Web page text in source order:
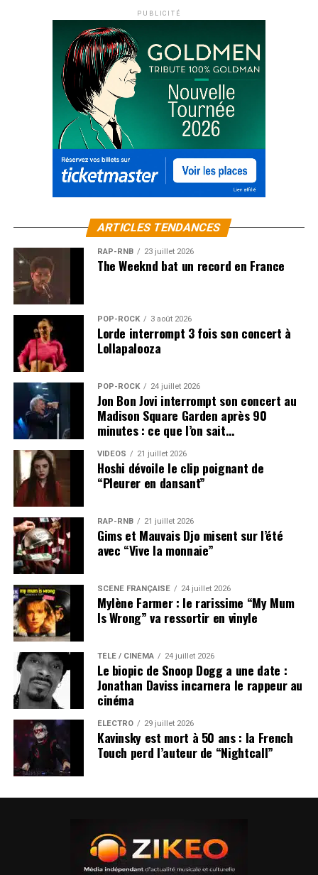
PUBLICITÉ
ARTICLES TENDANCES
RAP-RNB 23 juillet 2026
The Weeknd bat un record en France
POP-ROCK 3 août 2026
Lorde interrompt 3 fois son concert à
Lollapalooza
POP-ROCK 24 juillet 2026
Jon Bon Jovi interrompt son concert au
Madison Square Garden après 90
minutes : ce que l’on sait…
VIDEOS 21 juillet 2026
Hoshi dévoile le clip poignant de
“Pleurer en dansant”
RAP-RNB 21 juillet 2026
Gims et Mauvais Djo misent sur l’été
avec “Vive la monnaie”
SCÈNE FRANÇAISE 24 juillet 2026
Mylène Farmer : le rarissime “My Mum
Is Wrong” va ressortir en vinyle
TÉLÉ / CINÉMA 24 juillet 2026
Le biopic de Snoop Dogg a une date :
Jonathan Daviss incarnera le rappeur au
cinéma
ÉLECTRO 29 juillet 2026
Kavinsky est mort à 50 ans : la French
Touch perd l’auteur de “Nightcall”